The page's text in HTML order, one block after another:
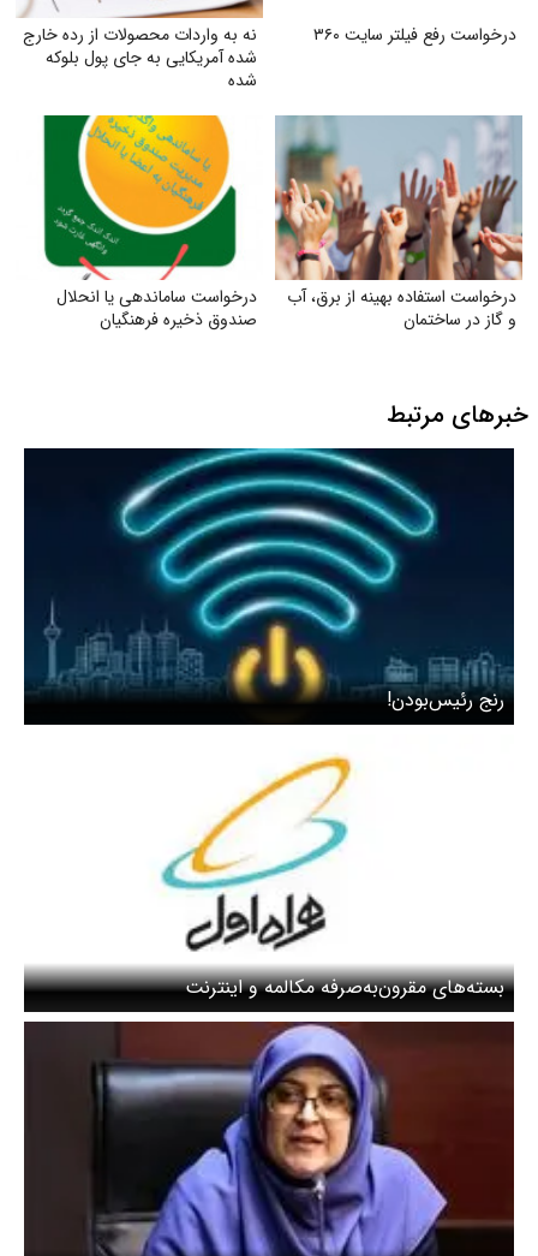
درخواست رفع فیلتر سایت ۳۶۰
نه به واردات محصولات از رده خارج
شده آمریکایی به جای پول بلوکه
شده
درخواست استفاده بهینه از برق، آب
و گاز در ساختمان
درخواست ساماندهی یا انحلال
صندوق ذخیره فرهنگیان
خبرهای مرتبط
رنج رئیس‌بودن!
بسته‌های مقرون‌به‌صرفه مکالمه و اینترنت